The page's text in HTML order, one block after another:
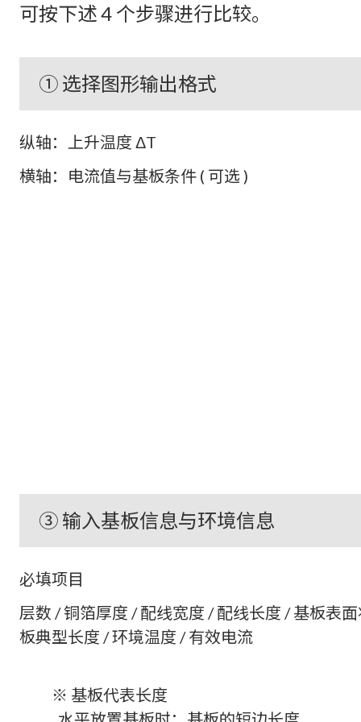
可按下述 4 个步骤进行比较。
① 选择图形输出格式
纵轴：上升温度 ΔT
横轴：电流值与基板条件 ( 可选 )
③ 输入基板信息与环境信息
必填项目
层数 / 铜箔厚度 / 配线宽度 / 配线长度 / 基板表
板典型长度 / 环境温度 / 有效电流
※ 基板代表长度